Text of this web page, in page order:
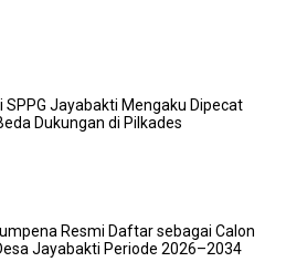
SPPG Jayabakti Mengaku Dipecat
Dukungan di Pilkades
Resmi Daftar sebagai Calon
Jayabakti Periode 2026–2034